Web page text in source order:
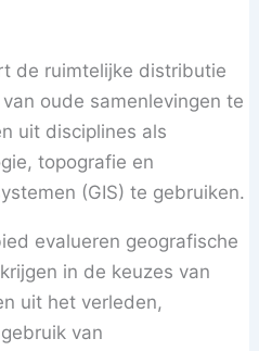
de ruimtelijke distributie
oude samenlevingen te
uit disciplines als
topografie en
(GIS) te gebruiken.
evalueren geografische
in de keuzes van
uit het verleden,
van